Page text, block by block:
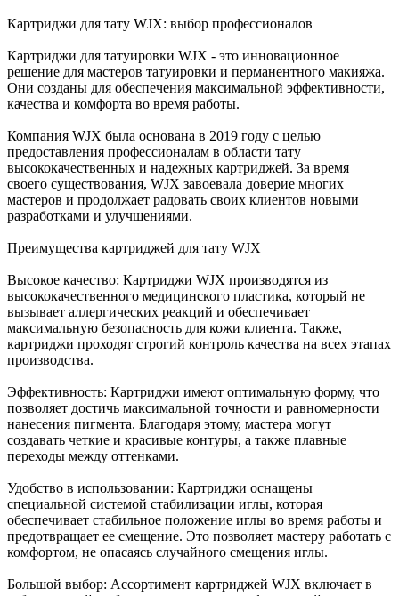
Картриджи для тату WJX: выбор профессионалов
Картриджи для татуировки WJX - это инновационное
решение для мастеров татуировки и перманентного макияжа.
Они созданы для обеспечения максимальной эффективности,
качества и комфорта во время работы.
Компания WJX была основана в 2019 году с целью
предоставления профессионалам в области тату
высококачественных и надежных картриджей. За время
своего существования, WJX завоевала доверие многих
мастеров и продолжает радовать своих клиентов новыми
разработками и улучшениями.
Преимущества картриджей для тату WJX
Высокое качество: Картриджи WJX производятся из
высококачественного медицинского пластика, который не
вызывает аллергических реакций и обеспечивает
максимальную безопасность для кожи клиента. Также,
картриджи проходят строгий контроль качества на всех этапах
производства.
Эффективность: Картриджи имеют оптимальную форму, что
позволяет достичь максимальной точности и равномерности
нанесения пигмента. Благодаря этому, мастера могут
создавать четкие и красивые контуры, а также плавные
переходы между оттенками.
Удобство в использовании: Картриджи оснащены
специальной системой стабилизации иглы, которая
обеспечивает стабильное положение иглы во время работы и
предотвращает ее смещение. Это позволяет мастеру работать с
комфортом, не опасаясь случайного смещения иглы.
Большой выбор: Ассортимент картриджей WJX включает в